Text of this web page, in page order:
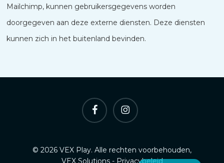
Mailchimp, kunnen gebruikersgegevens worden
doorgegeven aan deze externe diensten. Deze diensten
kunnen zich in het buitenland bevinden.
FacebookInstagram
© 2026 VEX Play. Alle rechten voorbehouden,
VEX Solutions - Privacybeleid
Русский
हिन्दी